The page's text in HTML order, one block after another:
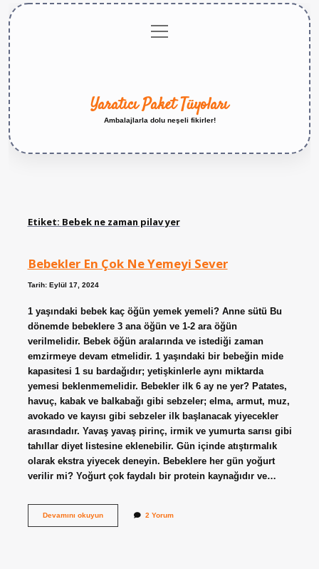
menüyü
aç
Yaratıcı Paket Tüyoları
Ambalajlarla dolu neşeli fikirler!
Etiket: Bebek ne zaman pilav yer
Bebekler En Çok Ne Yemeyi Sever
Tarih: Eylül 17, 2024
1 yaşındaki bebek kaç öğün yemek yemeli? Anne sütü Bu
dönemde bebeklere 3 ana öğün ve 1-2 ara öğün
verilmelidir. Bebek öğün aralarında ve istediği zaman
emzirmeye devam etmelidir. 1 yaşındaki bir bebeğin mide
kapasitesi 1 su bardağıdır; yetişkinlerle aynı miktarda
yemesi beklenmemelidir. Bebekler ilk 6 ay ne yer? Patates,
havuç, kabak ve balkabağı gibi sebzeler; elma, armut, muz,
avokado ve kayısı gibi sebzeler ilk başlanacak yiyecekler
arasındadır. Yavaş yavaş pirinç, irmik ve yumurta sarısı gibi
tahıllar diyet listesine eklenebilir. Gün içinde atıştırmalık
olarak ekstra yiyecek deneyin. Bebeklere her gün yoğurt
verilir mi? Yoğurt çok faydalı bir protein kaynağıdır ve…
Devamını okuyunBebekler
2 Yorum